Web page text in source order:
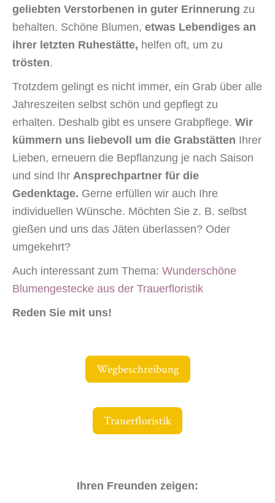
geliebten Verstorbenen in guter Erinnerung zu
behalten. Schöne Blumen, etwas Lebendiges an
ihrer letzten Ruhestätte, helfen oft, um zu
trösten.
Trotzdem gelingt es nicht immer, ein Grab über alle
Jahreszeiten selbst schön und gepflegt zu
erhalten. Deshalb gibt es unsere Grabpflege. Wir
kümmern uns liebevoll um die Grabstätten Ihrer
Lieben, erneuern die Bepflanzung je nach Saison
und sind Ihr Ansprechpartner für die
Gedenktage. Gerne erfüllen wir auch Ihre
individuellen Wünsche. Möchten Sie z. B. selbst
gießen und uns das Jäten überlassen? Oder
umgekehrt?
Auch interessant zum Thema: Wunderschöne
Blumengestecke aus der Trauerfloristik
Reden Sie mit uns!
Wegbeschreibung
Trauerfloristik
Ihren Freunden zeigen: